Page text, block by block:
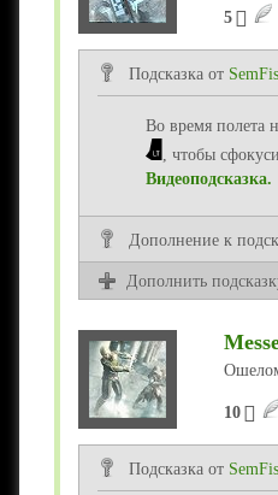
5
Подсказка от
Во время полета
, чтобы
Видеоподсказка.
Дополнение к
Дополнить
10
Подсказка от